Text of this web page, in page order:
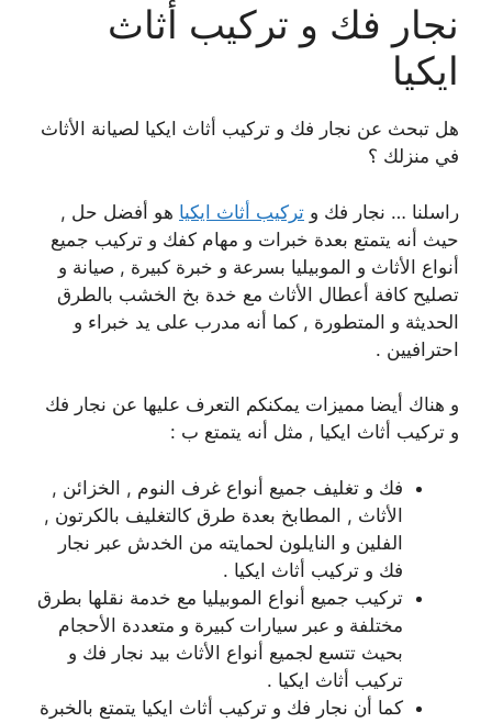
نجار فك و تركيب أثاث
ايكيا
هل تبحث عن نجار فك و تركيب أثاث ايكيا لصيانة الأثاث
في منزلك ؟
راسلنا … نجار فك و تركيب أثاث ايكيا هو أفضل حل ,
حيث أنه يتمتع بعدة خبرات و مهام كفك و تركيب جميع
أنواع الأثاث و الموبيليا بسرعة و خبرة كبيرة , صيانة و
تصليح كافة أعطال الأثاث مع خدة بخ الخشب بالطرق
الحديثة و المتطورة , كما أنه مدرب على يد خبراء و
احترافيين .
و هناك أيضا مميزات يمكنكم التعرف عليها عن نجار فك
و تركيب أثاث ايكيا , مثل أنه يتمتع ب :
فك و تغليف جميع أنواع غرف النوم , الخزائن ,
الأثاث , المطابخ بعدة طرق كالتغليف بالكرتون ,
الفلين و النايلون لحمايته من الخدش عبر نجار
فك و تركيب أثاث ايكيا .
تركيب جميع أنواع الموبيليا مع خدمة نقلها بطرق
مختلفة و عبر سيارات كبيرة و متعددة الأحجام
بحيث تتسع لجميع أنواع الأثاث بيد نجار فك و
تركيب أثاث ايكيا .
كما أن نجار فك و تركيب أثاث ايكيا يتمتع بالخبرة